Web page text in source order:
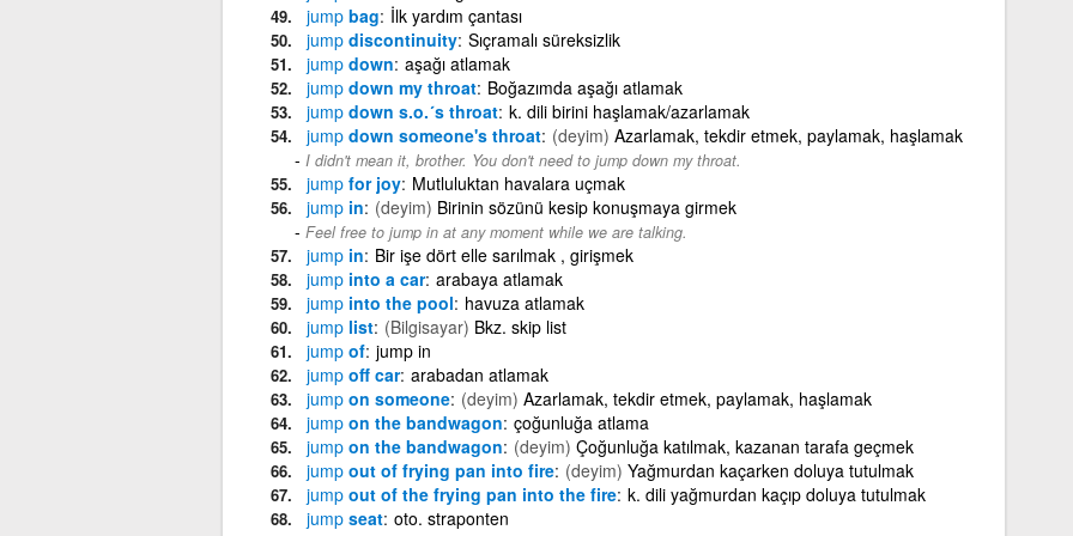
jumpbag İlk yardım çantası
jumpdiscontinuity Sıçramalı süreksizlik
jumpdown aşağı atlamak
jumpdown my throat Boğazımda aşağı atlamak
jumpdown s.o.´s throat k. dili birini haşlamak/azarlamak
jumpdown someone's throat (deyim) Azarlamak, tekdir etmek, paylamak, haşlamak
I didn't mean it, brother. You don't need to jump down my throat.
jumpfor joy Mutluluktan havalara uçmak
jumpin (deyim) Birinin sözünü kesip konuşmaya girmek
Feel free to jump in at any moment while we are talking.
jumpin Bir işe dört elle sarılmak , girişmek
jumpinto a car arabaya atlamak
jumpinto the pool havuza atlamak
jumplist (Bilgisayar) Bkz. skip list
jumpof jump in
jumpoff car arabadan atlamak
jumpon someone (deyim) Azarlamak, tekdir etmek, paylamak, haşlamak
jumpon the bandwagon çoğunluğa atlama
jumpon the bandwagon (deyim) Çoğunluğa katılmak, kazanan tarafa geçmek
jumpout of frying pan into fire (deyim) Yağmurdan kaçarken doluya tutulmak
jumpout of the frying pan into the fire k. dili yağmurdan kaçıp doluya tutulmak
jumpseat oto. straponten